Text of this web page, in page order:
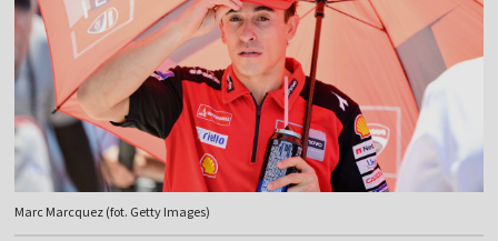
Marc Marcquez (fot. Getty Images)